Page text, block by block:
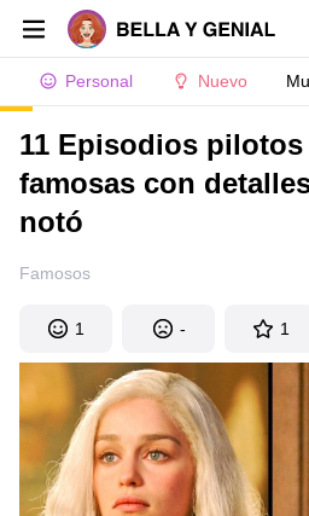
Personal Nuevo
11 Episodios pilotos
famosas con
notó
Famosos
1 - 1